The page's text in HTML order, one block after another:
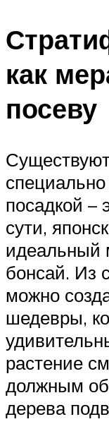
как
посеву
посадкой –
сути,
идеальный
бонсай. Из
можно
шедевры,
растение
должным
дерева